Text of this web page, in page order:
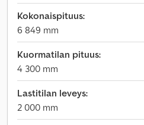
Kokonaispituus:
6 849 mm
Kuormatilan pituus:
4 300 mm
Lastitilan leveys:
2 000 mm